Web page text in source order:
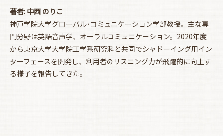
著者: 中西 のりこ
神戸学院大学グローバル･コミュニケーション学部教授。主な専
門分野は英語音声学、オーラルコミュニケーション。2020年度
から東京大学大学院工学系研究科と共同でシャドーイング用イン
ターフェースを開発し、利用者のリスニング力が飛躍的に向上す
る様子を報告してきた。